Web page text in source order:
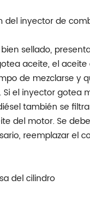
del inyector de
sellado,
aceite, el
de mezclarse y
el inyector gotea
también se
del motor. Se
reemplazar el
del cilindro